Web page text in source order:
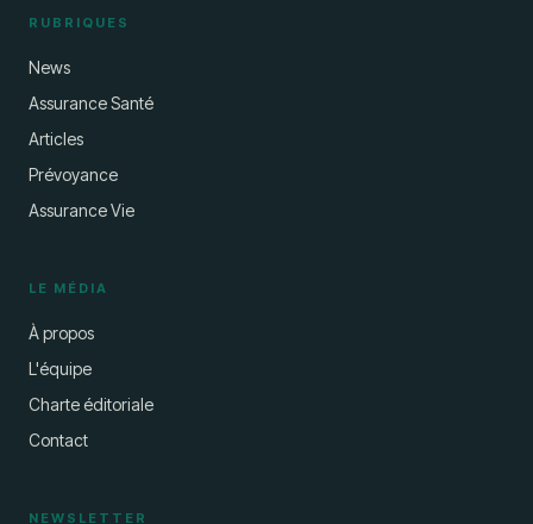
RUBRIQUES
News
Assurance Santé
Articles
Prévoyance
Assurance Vie
LE MÉDIA
À propos
L'équipe
Charte éditoriale
Contact
NEWSLETTER